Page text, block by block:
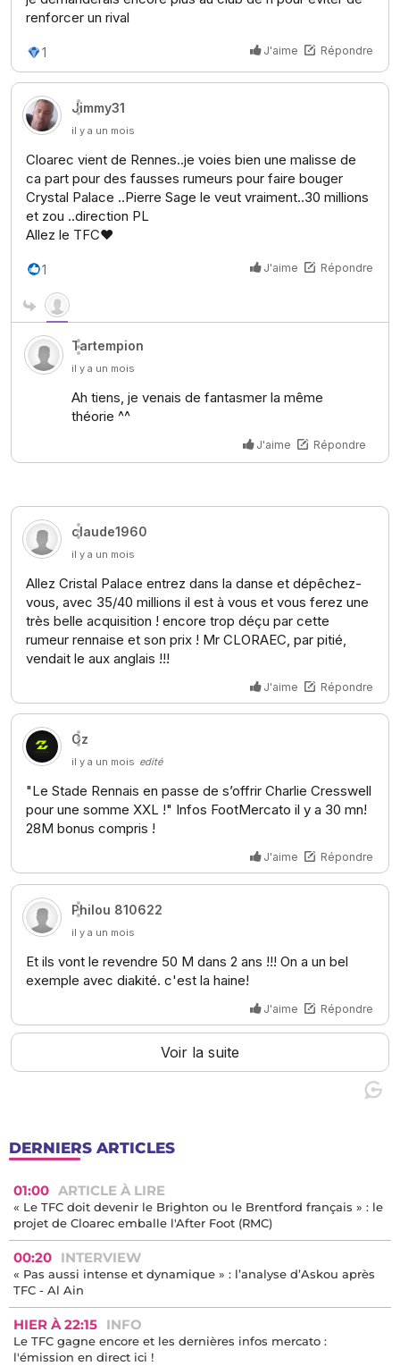
DERNIERS ARTICLES
01:00 ARTICLE À LIRE
« Le TFC doit devenir le Brighton ou le Brentford français » : le
projet de Cloarec emballe l'After Foot (RMC)
00:20 INTERVIEW
« Pas aussi intense et dynamique » : l’analyse d’Askou après
TFC - Al Ain
HIER À 22:15 INFO
Le TFC gagne encore et les dernières infos mercato :
l'émission en direct ici !